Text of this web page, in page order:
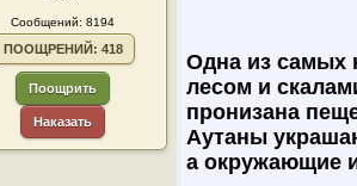
Сообщений: 8194
ПООЩРЕНИЙ: 418
Поощрить
Наказать
Одна из самых
лесом и
пронизана
Аутаны
а окружающие